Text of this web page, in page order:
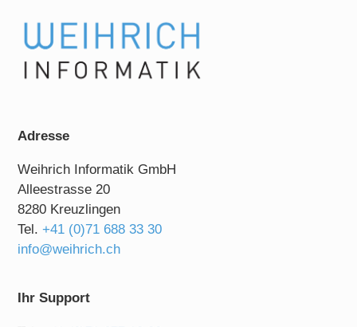
Adresse
Weihrich Informatik GmbH
Alleestrasse 20
8280 Kreuzlingen
Tel.+41 (0)71 688 33 30
info@weihrich.ch
Ihr Support